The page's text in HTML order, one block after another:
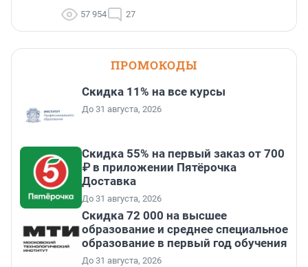
57 954 27
ПРОМОКОДЫ
Скидка 11% на все курсы
До 31 августа, 2026
Скидка 55% на первый заказ от 700
₽ в приложении Пятёрочка
Доставка
До 31 августа, 2026
Скидка 72 000 на высшее
образование и среднее специальное
образование в первый год обучения
До 31 августа, 2026